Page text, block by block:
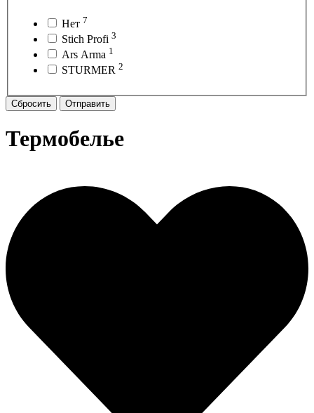
Нет 7
Stich Profi 3
Ars Arma 1
STURMER 2
Сбросить Отправить
Термобелье